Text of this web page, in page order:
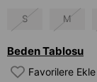
S M
Beden Tablosu
Favorilere Ekle